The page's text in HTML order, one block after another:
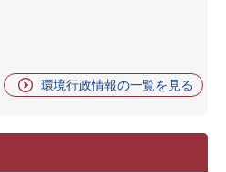
環境行政情報の一覧を見る